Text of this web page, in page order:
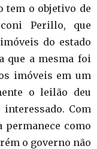
tem o objetivo de
Perillo, que
do estado
que a mesma foi
imóveis em um
o leilão deu
Com
permanece como
o governo não